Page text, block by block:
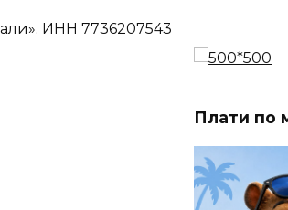
ИНН 7736207543
Плати по